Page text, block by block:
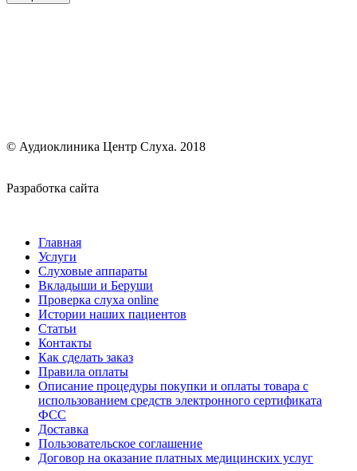
© Аудиоклиника Центр Слуха. 2018
Разработка сайта
Главная
Услуги
Слуховые аппараты
Вкладыши и Беруши
Проверка слуха online
Истории наших пациентов
Статьи
Контакты
Как сделать заказ
Правила оплаты
Описание процедуры покупки и оплаты товара с
использованием средств электронного сертификата
ФСС
Доставка
Пользовательское соглашение
Договор на оказание платных медицинских услуг